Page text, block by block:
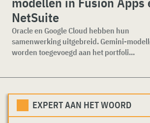
NetSuite
Oracle en Google Cloud hebben hun
samenwerking uitgebreid. Gemini-
worden toegevoegd aan het portfoli...
EXPERT AAN HET WOORD